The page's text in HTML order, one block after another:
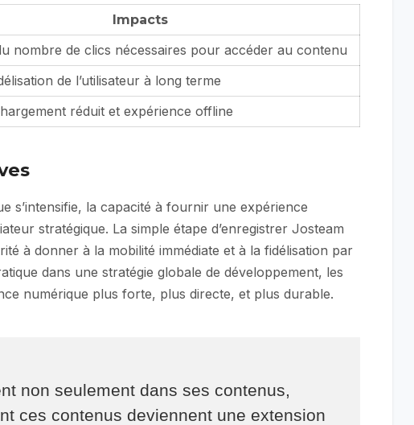
Impacts
nombre de clics nécessaires pour accéder au contenu
de l’utilisateur à long terme
réduit et expérience offline
s’intensifie, la capacité à fournir une expérience
stratégique. La simple étape d’enregistrer Josteam
à donner à la mobilité immédiate et à la fidélisation par
dans une stratégie globale de développement, les
numérique plus forte, plus directe, et plus durable.
non seulement dans ses contenus,
ces contenus deviennent une extension